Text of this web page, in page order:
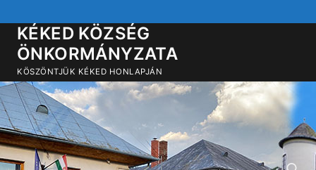
a
tartalomra
KÉKED KÖZSÉG
ÖNKORMÁNYZATA
KÖSZÖNTJÜK KÉKED HONLAPJÁN